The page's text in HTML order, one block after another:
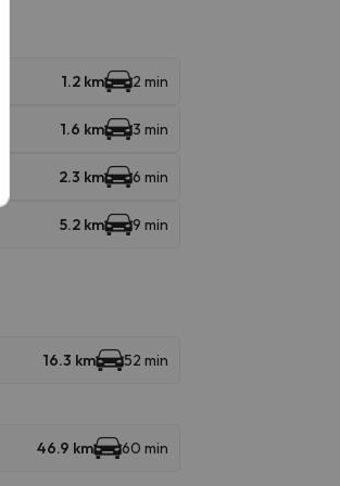
1.2 km 2 min
1.6 km 3 min
2.3 km 6 min
5.2 km 9 min
16.3 km 52 min
46.9 km 60 min